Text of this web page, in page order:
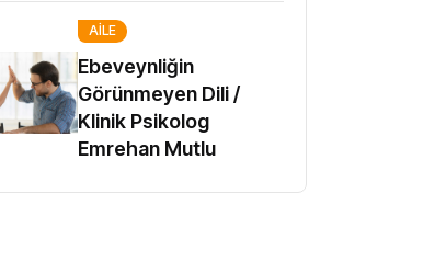
AILE
Ebeveynliğin
Görünmeyen Dili /
Klinik Psikolog
Emrehan Mutlu